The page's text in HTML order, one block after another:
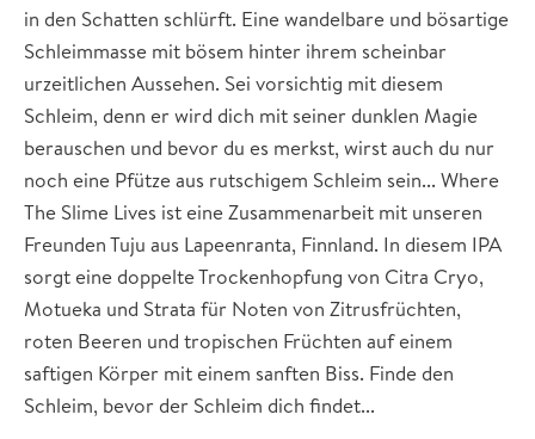
in den Schatten schlürft. Eine wandelbare und bösartige
Schleimmasse mit bösem hinter ihrem scheinbar
urzeitlichen Aussehen. Sei vorsichtig mit diesem
Schleim, denn er wird dich mit seiner dunklen Magie
berauschen und bevor du es merkst, wirst auch du nur
noch eine Pfütze aus rutschigem Schleim sein... Where
The Slime Lives ist eine Zusammenarbeit mit unseren
Freunden Tuju aus Lapeenranta, Finnland. In diesem IPA
sorgt eine doppelte Trockenhopfung von Citra Cryo,
Motueka und Strata für Noten von Zitrusfrüchten,
roten Beeren und tropischen Früchten auf einem
saftigen Körper mit einem sanften Biss. Finde den
Schleim, bevor der Schleim dich findet...